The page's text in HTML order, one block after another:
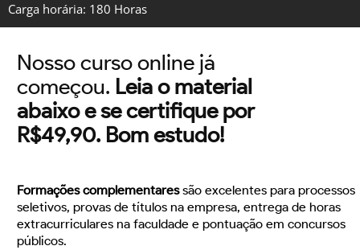
Carga horária: 180 Horas
Nosso curso online já
começou. Leia o material
abaixo e se certifique por
R$49,90. Bom estudo!
Formações complementaressão excelentes para processos
seletivos, provas de títulos na empresa, entrega de horas
extracurriculares na faculdade e pontuação em concursos
públicos.